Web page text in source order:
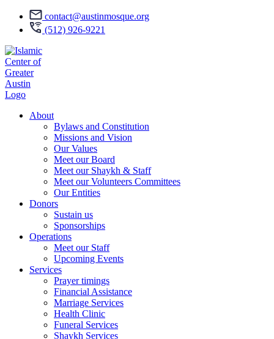
contact@austinmosque.org
(512) 926-9221
About
Bylaws and Constitution
Missions and Vision
Our Values
Meet our Board
Meet our Shaykh & Staff
Meet our Volunteers Committees
Our Entities
Donors
Sustain us
Sponsorships
Operations
Meet our Staff
Upcoming Events
Services
Prayer timings
Financial Assistance
Marriage Services
Health Clinic
Funeral Services
Shaykh Services